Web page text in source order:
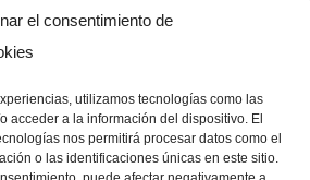
el consentimiento de
utilizamos tecnologías como las
acceder a la información del dispositivo. El
nos permitirá procesar datos como el
o las identificaciones únicas en este sitio.
OAFITO fue creada de manera
el artista Xavier Mariscal.